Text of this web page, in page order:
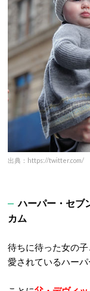
出典：https://twitter.com/
ハーパー・セブ
カム
待ちに待った女の
愛されているハーパ